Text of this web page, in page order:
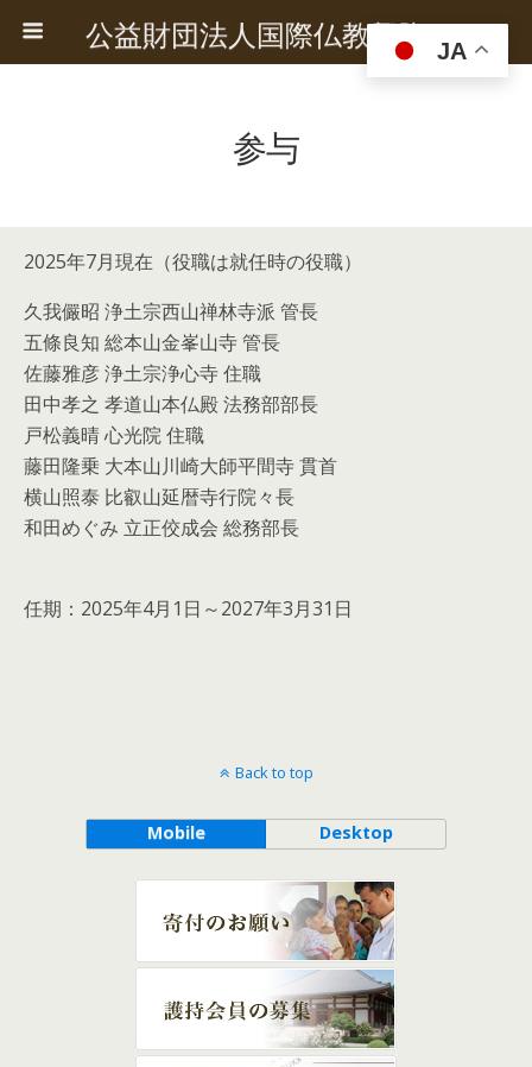
公益財団法人国際仏教興隆協会
参与
2025年7月現在（役職は就任時の役職）
久我儼昭 浄土宗西山禅林寺派 管長
五條良知 総本山金峯山寺 管長
佐藤雅彦 浄土宗浄心寺 住職
田中孝之 孝道山本仏殿 法務部部長
戸松義晴 心光院 住職
藤田隆乗 大本山川崎大師平間寺 貫首
横山照泰 比叡山延暦寺行院々長
和田めぐみ 立正佼成会 総務部長
任期：2025年4月1日～2027年3月31日
Back to top
Mobile Desktop
JA